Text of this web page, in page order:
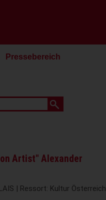
Pressebereich
Artist" Alexander
| Ressort: Kultur Österreich